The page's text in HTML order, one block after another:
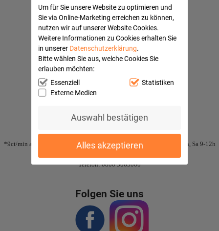
Um für Sie unsere Website zu optimieren und
Sie via Online-Marketing erreichen zu können,
nutzen wir auf unserer Website Cookies.
Weitere Informationen zu Cookies erhalten Sie
in unserer Datenschutzerklärung.
Bitte wählen Sie aus, welche Cookies Sie
erlauben möchten:
Essenziell
Statistiken
Externe Medien
Auswahl bestätigen
Alles akzeptieren
Ihre Vorteile
Sichere Bezahlung
Gute Bewertungen
Bestell-Hotline:
0180 3065 000
*9ct/min aus dem dt. Festnetz, Mobilfunk max. 42ct/min Mo-Fr 9-18h, Sa 9-12h
Telefon: 0800 3065000
Folgen Sie uns